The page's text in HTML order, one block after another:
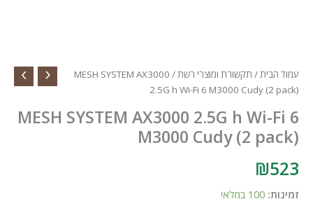
עמוד הבית/ תקשורת ומוצרי רשת
/ MESH SYSTEM AX3000
2.5G h Wi-Fi 6 M3000 Cudy (2 pack)
MESH SYSTEM AX3000 2.5G h Wi-Fi 6
M3000 Cudy (2 pack)
₪523
זמינות: 100 במלאי